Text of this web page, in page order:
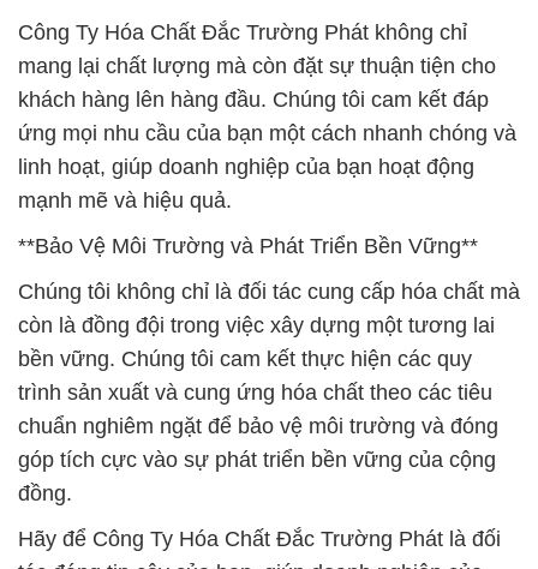
Công Ty Hóa Chất Đắc Trường Phát không chỉ
mang lại chất lượng mà còn đặt sự thuận tiện cho
khách hàng lên hàng đầu. Chúng tôi cam kết đáp
ứng mọi nhu cầu của bạn một cách nhanh chóng và
linh hoạt, giúp doanh nghiệp của bạn hoạt động
mạnh mẽ và hiệu quả.
**Bảo Vệ Môi Trường và Phát Triển Bền Vững**
Chúng tôi không chỉ là đối tác cung cấp hóa chất mà
còn là đồng đội trong việc xây dựng một tương lai
bền vững. Chúng tôi cam kết thực hiện các quy
trình sản xuất và cung ứng hóa chất theo các tiêu
chuẩn nghiêm ngặt để bảo vệ môi trường và đóng
góp tích cực vào sự phát triển bền vững của cộng
đồng.
Hãy để Công Ty Hóa Chất Đắc Trường Phát là đối